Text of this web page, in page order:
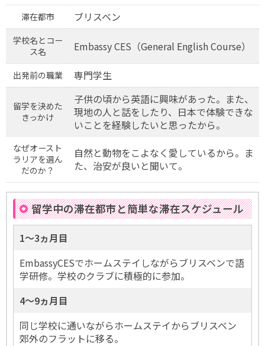
滞在都市 ブリスベン
学校名とコー
ス名
Embassy CES（General English Course）
出発前の職業 専門学生
留学を決めた
きっかけ
子供の頃から英語に興味があった。また、
現地の人と話をしたり、日本で体験できな
いことを経験したいと思ったから。
なぜオースト
ラリアを選ん
だのか？
自然と動物をこよなく愛しているから。ま
た、治安が良いと聞いて。
留学中の滞在都市と簡単な滞在スケジュール
1〜3ヵ月目
EmbassyCESでホームステイしながらブリスベンで語
学研修。学校のクラブに積極的に参加。
4〜9ヵ月目
同じ学校に通いながらホームステイからブリスベン
郊外のフラットに移る。